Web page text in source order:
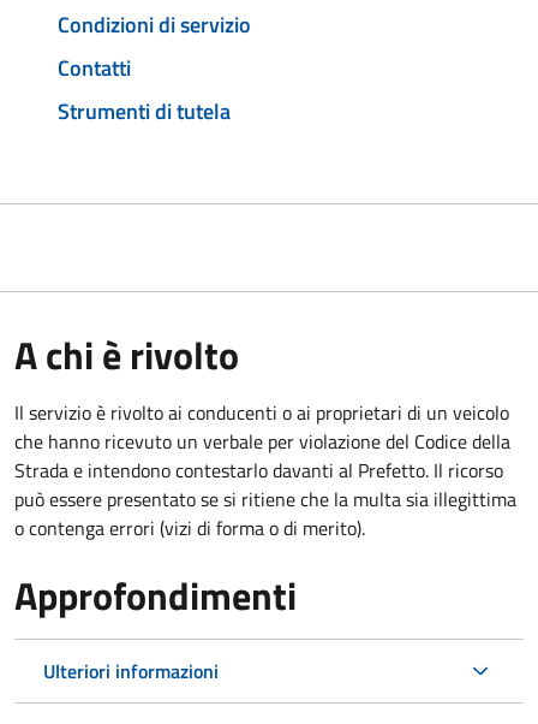
Condizioni di servizio
Contatti
Strumenti di tutela
A chi è rivolto
Il servizio è rivolto ai conducenti o ai proprietari di un veicolo
che hanno ricevuto un verbale per violazione del Codice della
Strada e intendono contestarlo davanti al Prefetto. Il ricorso
può essere presentato se si ritiene che la multa sia illegittima
o contenga errori (vizi di forma o di merito).
Approfondimenti
Ulteriori informazioni